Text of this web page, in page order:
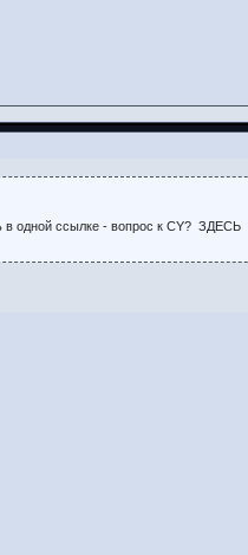
в одной ссылке - вопрос к СY? ЗДЕСЬ